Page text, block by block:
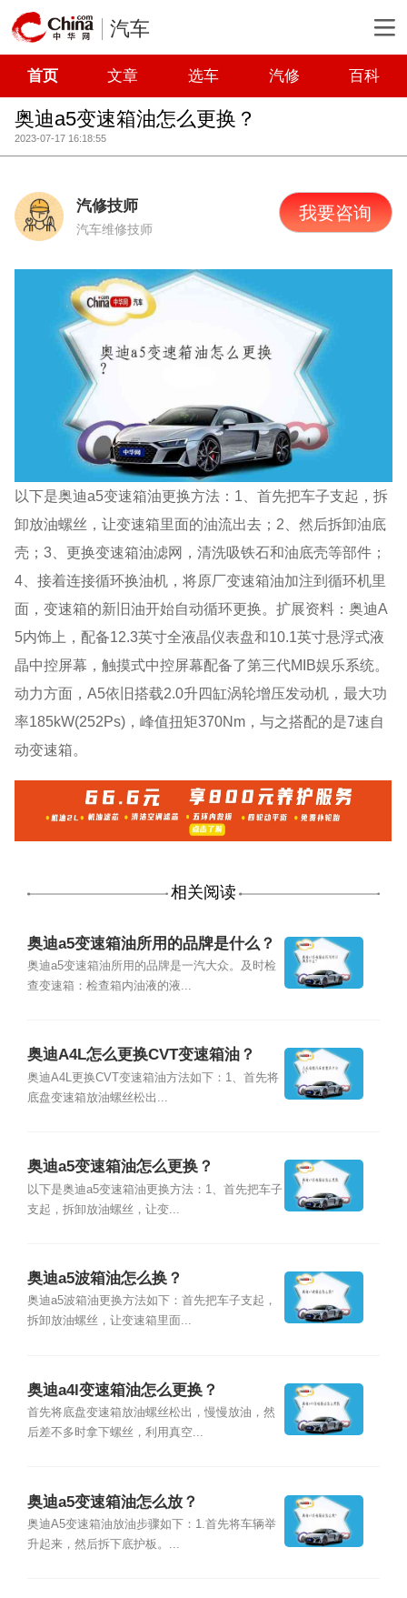
汽车
首页 文章 选车 汽修 百科
奥迪a5变速箱油怎么更换？
2023-07-17 16:18:55
汽修技师
汽车维修技师
我要咨询
以下是奥迪a5变速箱油更换方法：1、首先把车子支起，拆
卸放油螺丝，让变速箱里面的油流出去；2、然后拆卸油底
壳；3、更换变速箱油滤网，清洗吸铁石和油底壳等部件；
4、接着连接循环换油机，将原厂变速箱油加注到循环机里
面，变速箱的新旧油开始自动循环更换。扩展资料：奥迪A
5内饰上，配备12.3英寸全液晶仪表盘和10.1英寸悬浮式液
晶中控屏幕，触摸式中控屏幕配备了第三代MIB娱乐系统。
动力方面，A5依旧搭载2.0升四缸涡轮增压发动机，最大功
率185kW(252Ps)，峰值扭矩370Nm，与之搭配的是7速自
动变速箱。
相关阅读
奥迪a5变速箱油所用的品牌是什么？
奥迪a5变速箱油所用的品牌是一汽大众。及时检
查变速箱：检查箱内油液的液...
奥迪A4L怎么更换CVT变速箱油？
奥迪A4L更换CVT变速箱油方法如下：1、首先将
底盘变速箱放油螺丝松出...
奥迪a5变速箱油怎么更换？
以下是奥迪a5变速箱油更换方法：1、首先把车子
支起，拆卸放油螺丝，让变...
奥迪a5波箱油怎么换？
奥迪a5波箱油更换方法如下：首先把车子支起，
拆卸放油螺丝，让变速箱里面...
奥迪a4l变速箱油怎么更换？
首先将底盘变速箱放油螺丝松出，慢慢放油，然
后差不多时拿下螺丝，利用真空...
奥迪a5变速箱油怎么放？
奥迪A5变速箱油放油步骤如下：1.首先将车辆举
升起来，然后拆下底护板。...